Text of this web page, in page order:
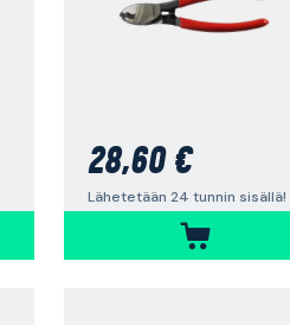
28,60 €
Lähetetään 24 tunnin sisällä!